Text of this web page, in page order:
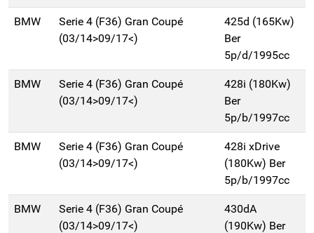
BMW
Serie 4 (F36) Gran Coupé
(03/14>09/17<)
425d (165Kw)
Ber
5p/d/1995cc
BMW
Serie 4 (F36) Gran Coupé
(03/14>09/17<)
428i (180Kw)
Ber
5p/b/1997cc
BMW
Serie 4 (F36) Gran Coupé
(03/14>09/17<)
428i xDrive
(180Kw) Ber
5p/b/1997cc
BMW
Serie 4 (F36) Gran Coupé
(03/14>09/17<)
430dA
(190Kw) Ber